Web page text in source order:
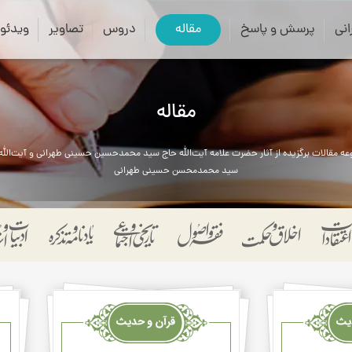
پرسش و پاسخ مقاله دروس تصاویر ویدئو search
close
مقاله
مقالات برگزیده از آثار حضرت علامه آیت‌الله حاج سید محمدحسین حسینی طهرانی و
سید محمدمحسن حسینی طهرانی
قرآن
وحدیث
قرآن